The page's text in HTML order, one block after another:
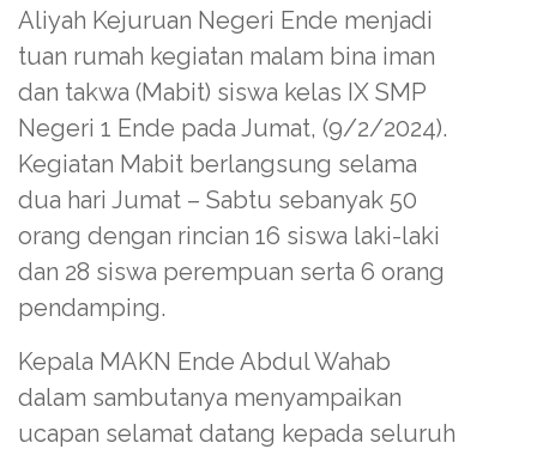
Aliyah Kejuruan Negeri Ende menjadi
tuan rumah kegiatan malam bina iman
dan takwa (Mabit) siswa kelas IX SMP
Negeri 1 Ende pada Jumat, (9/2/2024).
Kegiatan Mabit berlangsung selama
dua hari Jumat – Sabtu sebanyak 50
orang dengan rincian 16 siswa laki-laki
dan 28 siswa perempuan serta 6 orang
pendamping.
Kepala MAKN Ende Abdul Wahab
dalam sambutanya menyampaikan
ucapan selamat datang kepada seluruh